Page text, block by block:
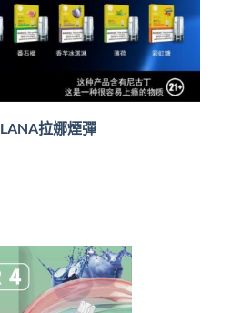
LANA拉娜煙彈